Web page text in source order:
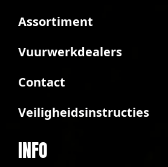
Assortiment
Vuurwerkdealers
Contact
Veiligheidsinstructies
INFO